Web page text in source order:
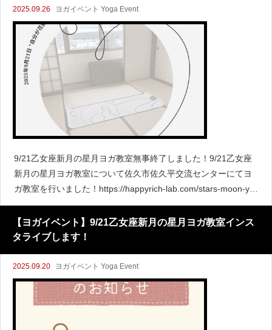
2025.09.26 ヨガイベント Yoga Event
9/21乙女座新月の星月ヨガ教室無事終了しました！9/21乙女座
新月の星月ヨガ教室について佐久市佐久平交流センターにてヨ
ガ教室を行いました！https://happyrich-lab.com/stars-moon-yo
ga/yoga-event/september-2
【ヨガイベント】9/21乙女座新月の星月ヨガ教室インス
タライブします！
2025.09.20 ヨガイベント Yoga Event